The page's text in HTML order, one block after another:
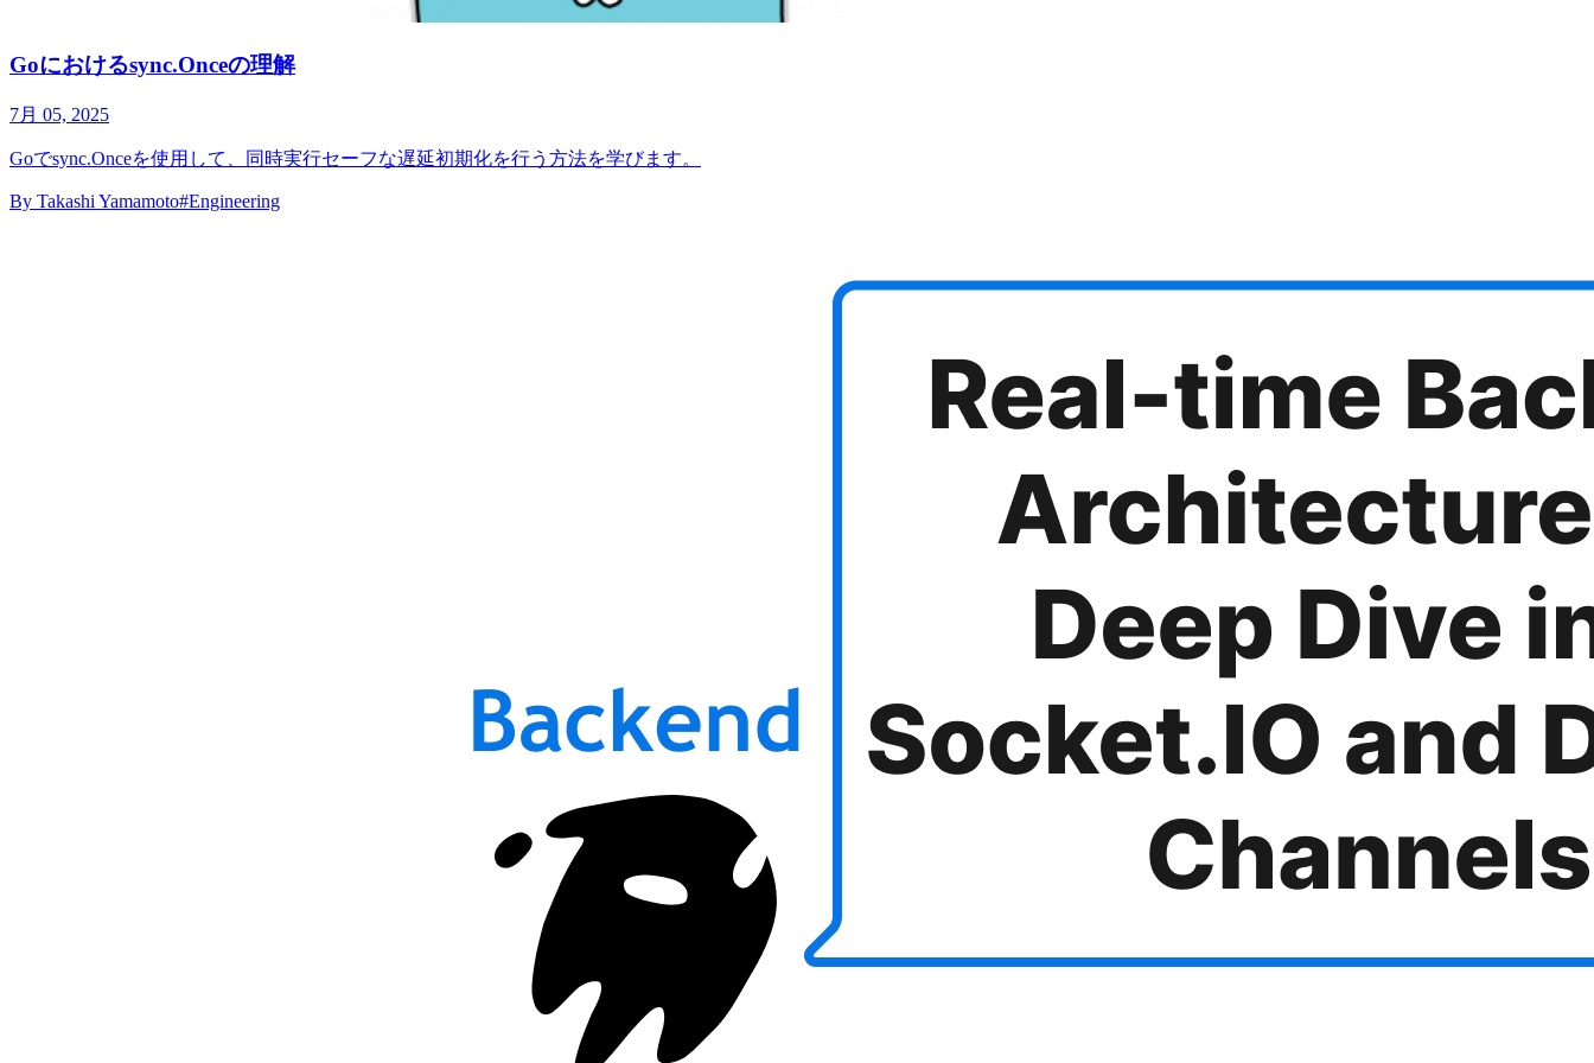
Goにおけるsync.Onceの理解
7月 05, 2025
Goでsync.Onceを使用して、同時実行セーフな遅延初期化を行う方法を学びます。
By Takashi Yamamoto#Engineering